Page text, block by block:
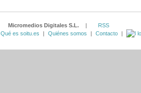
Micromedios Digitales S.L. |
RSS
Qué es soitu.es
| Quiénes somos | Contacto |